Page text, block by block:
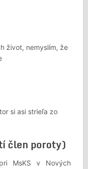
život, nemyslím, že
si asi strieľa zo
člen poroty)
MsKS v Nových